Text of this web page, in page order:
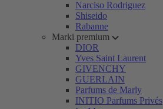
Narciso Rodriguez
Shiseido
Rabanne
Marki premium
DIOR
Yves Saint Laurent
GIVENCHY
GUERLAIN
Parfums de Marly
INITIO Parfums Privés